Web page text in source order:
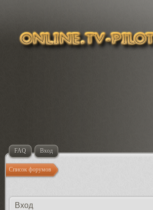
FAQ Вход
Список форумов
Вход